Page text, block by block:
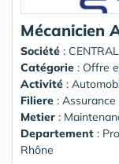
Mécanicien
Société :
Catégorie : Offre
Activité :
Filiere : Assurance
Metier :
Departement :
Rhône